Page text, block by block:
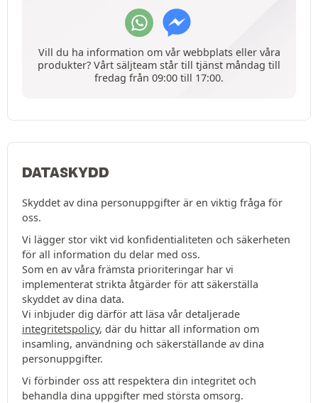
Vill du ha information om vår webbplats eller våra
produkter? Vårt säljteam står till tjänst måndag till
fredag från 09:00 till 17:00.
DATASKYDD
Skyddet av dina personuppgifter är en viktig fråga för
oss.
Vi lägger stor vikt vid konfidentialiteten och säkerheten
för all information du delar med oss.
Som en av våra främsta prioriteringar har vi
implementerat strikta åtgärder för att säkerställa
skyddet av dina data.
Vi inbjuder dig därför att läsa vår detaljerade
integritetspolicy, där du hittar all information om
insamling, användning och säkerställande av dina
personuppgifter.
Vi förbinder oss att respektera din integritet och
behandla dina uppgifter med största omsorg.